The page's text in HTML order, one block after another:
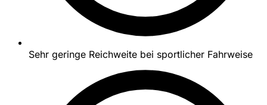
Sehr geringe Reichweite bei sportlicher Fahrweise